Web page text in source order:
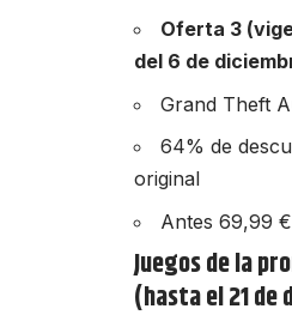
Oferta 3
del 6 de
Grand Theft
64% de
original
Antes 69,99
Juegos de la
(hasta el 21 de